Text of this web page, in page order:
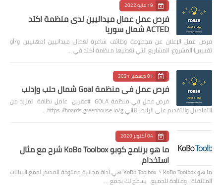
19 مايو 2022
فرص عمل عمال ميدانيين لدى منظمة اكتد
ACTED شمال سوريا
فرص عمل الإعلان عن مجموعة وظائف شاغرة لعمال ميدانيين (مهنيين و/أو
تقنيين) المشروع: المشاريع التي تغطيها منظمة أكتد في …
01 ديسمبر 2021
فرص عمل في منظمة Goal شمال حلب وإدلب
فرص عمل في منظمة GOLA #عفرين عامل نظافة لمزيد من
التفاصيل وللتقديم على الرابط التالي https://boards.greenhouse.io/g…
04 أكتوبر 2020
ما هو برنامج كوبو KoBo Toolbox شرح مع مثال
استخدام
ما هو KoBo Toolbox ؟ KoBo Toolbox هي أداة مجانية مفتوحة المصدر لجمع البيانات
المتنقلة ، ومتاحة للجميع. يسمح لك بجمع …